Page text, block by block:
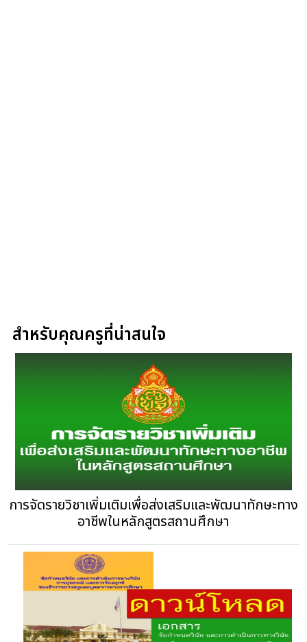
สำหรับคุณครูที่น่าสนใจ
การจัดรายวิชาเพิ่มเติมเพื่อส่งเสริมและพัฒนาทักษะทาง
อาชีพในหลักสูตรสถานศึกษา